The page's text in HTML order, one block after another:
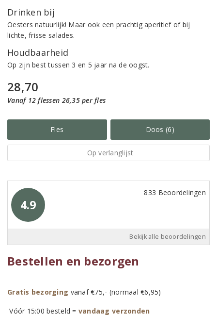
Drinken bij
Oesters natuurlijk! Maar ook een prachtig aperitief of bij
lichte, frisse salades.
Houdbaarheid
Op zijn best tussen 3 en 5 jaar na de oogst.
28,70
Vanaf 12 flessen 26,35 per fles
Fles Doos (6)
Op verlanglijst
4.9
833 Beoordelingen
Bekijk alle beoordelingen
Bestellen en bezorgen
Gratis bezorging vanaf €75,- (normaal €6,95)
Vóór 15:00 besteld = vandaag verzonden